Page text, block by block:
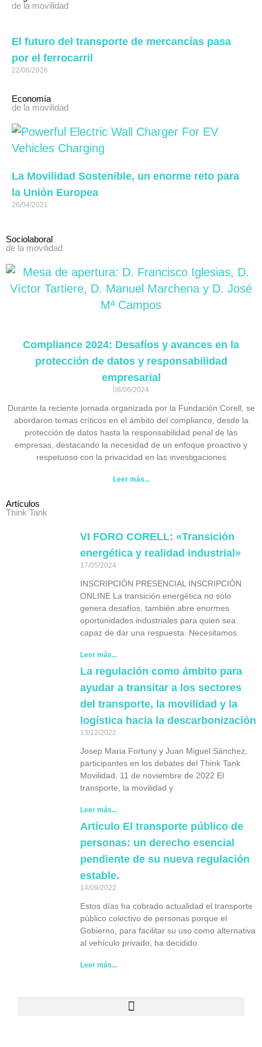
de la movilidad
El futuro del transporte de mercancías pasa
por el ferrocarril
22/06/2026
Economía
de la movilidad
La Movilidad Sostenible, un enorme reto para
la Unión Europea
26/04/2021
Sociolaboral
de la movilidad
Compliance 2024: Desafíos y avances en la
protección de datos y responsabilidad
empresarial
08/06/2024
Durante la reciente jornada organizada por la Fundación Corell, se
abordaron temas críticos en el ámbito del compliance, desde la
protección de datos hasta la responsabilidad penal de las
empresas, destacando la necesidad de un enfoque proactivo y
respetuoso con la privacidad en las investigaciones
Leer más...
Artículos
Think Tank
VI FORO CORELL: «Transición
energética y realidad industrial»
17/05/2024
INSCRIPCIÓN PRESENCIAL INSCRIPCIÓN
ONLINE La transición energética no sólo
genera desafíos, también abre enormes
oportunidades industriales para quien sea
capaz de dar una respuesta. Necesitamos
Leer más...
La regulación como ámbito para
ayudar a transitar a los sectores
del transporte, la movilidad y la
logística hacia la descarbonización
13/12/2022
Josep Maria Fortuny y Juan Miguel Sánchez,
participantes en los debates del Think Tank
Movilidad. 11 de noviembre de 2022 El
transporte, la movilidad y
Leer más...
Artículo El transporte público de
personas: un derecho esencial
pendiente de su nueva regulación
estable.
14/09/2022
Estos días ha cobrado actualidad el transporte
público colectivo de personas porque el
Gobierno, para facilitar su uso como alternativa
al vehículo privado, ha decidido
Leer más...